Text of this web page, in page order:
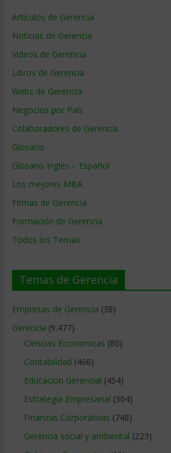
Artículos de Gerencia
Noticias de Gerencia
Videos de Gerencia
Libros de Gerencia
Webs de Gerencia
Negocios por País
Colaboradores de Gerencia
Glosario
Glosario Inglés – Español
Los mejores MBA
Firmas de Gerencia
Formación de Gerencia
Todos los Temas
Temas de Gerencia
Empresas de Gerencia (38)
Gerencia (9.477)
Ciencias Económicas (80)
Contabilidad (466)
Educacion Gerencial (454)
Estrategia Empresarial (304)
Finanzas Corporativas (748)
Gerencia social y ambiental (223)